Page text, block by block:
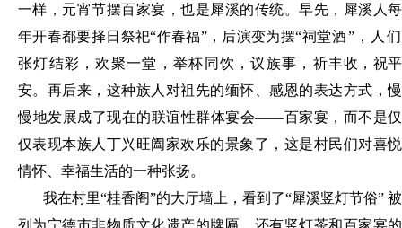
一样，元宵节摆百家宴，也是犀溪的传统。早先，犀溪人每
年开春都要择日祭祀“作春福”，后演变为摆“祠堂酒”，人们
张灯结彩，欢聚一堂，举杯同饮，议族事，祈丰收，祝平
安。再后来，这种族人对祖先的缅怀、感恩的表达方式，慢
慢地发展成了现在的联谊性群体宴会——百家宴，而不是仅
仅表现本族人丁兴旺阖家欢乐的景象了，这是村民们对喜悦
情怀、幸福生活的一种张扬。
我在村里“桂香阁”的大厅墙上，看到了“犀溪竖灯节俗” 被
列为宁德市非物质文化遗产的牌匾，还有竖灯茶和百家宴的